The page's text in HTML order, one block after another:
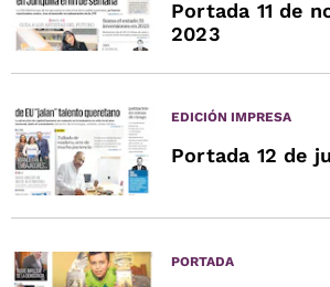
Portada 11 de
2023
EDICIÓN IMPRESA
Portada 12 de
PORTADA